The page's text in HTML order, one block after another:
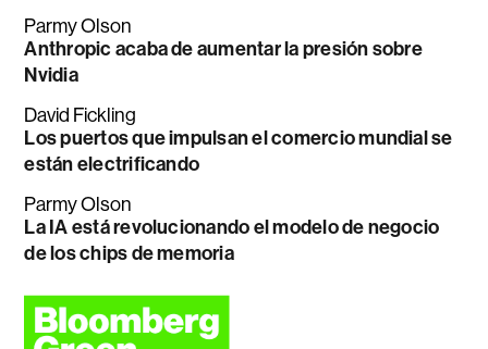
Parmy Olson
Anthropic acaba de aumentar la presión sobre
Nvidia
David Fickling
Los puertos que impulsan el comercio mundial se
están electrificando
Parmy Olson
La IA está revolucionando el modelo de negocio
de los chips de memoria